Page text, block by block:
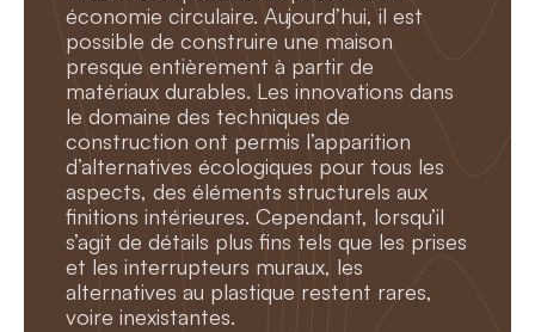
économie circulaire. Aujourd’hui, il est
possible de construire une maison
presque entièrement à partir de
matériaux durables. Les innovations dans
le domaine des techniques de
construction ont permis l’apparition
d’alternatives écologiques pour tous les
aspects, des éléments structurels aux
finitions intérieures. Cependant, lorsqu’il
s’agit de détails plus fins tels que les prises
et les interrupteurs muraux, les
alternatives au plastique restent rares,
voire inexistantes.